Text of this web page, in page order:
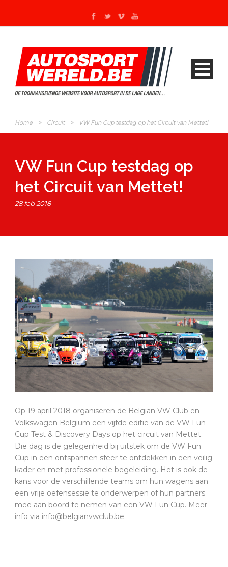
Home > Circuit > VW Fun Cup testdag op het Circuit van Mettet!
VW Fun Cup testdag op
het Circuit van Mettet!
28 feb 2018
Op 19 april 2018 organiseren de Belgian VW Club en
Volkswagen Belgium een vijfde editie van de VW Fun
Cup Test & Discovery Days op het circuit van Mettet.
Die dag is de gelegenheid bij uitstek om de VW Fun
Cup in een ontspannen sfeer te ontdekken in een veilig
kader en met professionele begeleiding. Het is ook de
kans voor de verschillende teams om hun wagens aan
een vrije oefensessie te onderwerpen of hun partners
mee aan boord te nemen van een VW Fun Cup. Meer
info via info@belgianvwclub.be